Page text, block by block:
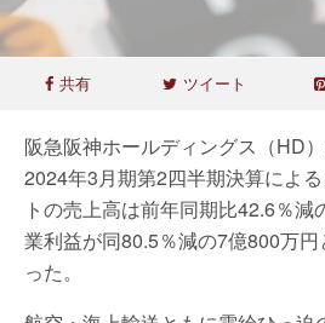
共有 ツイート
阪急阪神ホールディングス（HD
2024年3月期第2四半期決算によ
トの売上高は前年同期比42.6％
業利益が同80.5％減の7億800万
った。